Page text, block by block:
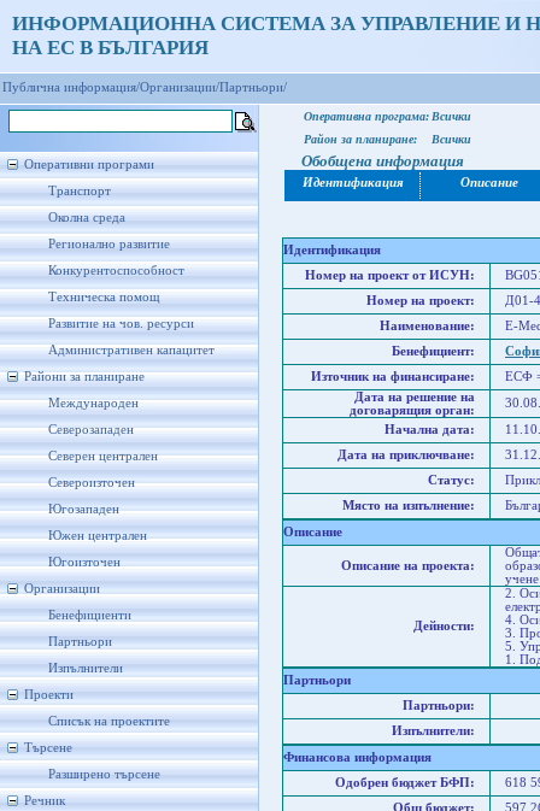
ИНФОРМАЦИОННА СИСТЕМА ЗА УПРАВЛЕНИЕ И
НА ЕС В БЪЛГАРИЯ
Публична информация/Организации/Партньори/
Оперативни програми
Транспорт
Околна среда
Регионално развитие
Конкурентоспособност
Техническа помощ
Развитие на чов. ресурси
Административен капацитет
Райони за планиране
Международен
Северозападен
Северен централен
Североизточен
Югозападен
Южен централен
Югоизточен
Организации
Бенефициенти
Партньори
Изпълнители
Проекти
Списък на проектите
Търсене
Разширено търсене
Речник
Оперативна програма: Всички
Район за планиране:
Всички
Обобщена информация
Идентификация Описание
Идентификация
Номер на проект от ИСУН:
Номер на проект:
Д01-
Наименование:
E-
Бенефициент:
Източник на финансиране:
ЕСФ
Дата на решение на
договарящия орган:
Начална дата:
Дата на приключване:
Статус:
Място на изпълнение:
Описание
Описание на проекта:
Дейности:
2.
4.
3.
5.
1.
Партньори
Партньори:
Изпълнители:
Финансова информация
Одобрен бюджет БФП:
618
Общ бюджет:
597